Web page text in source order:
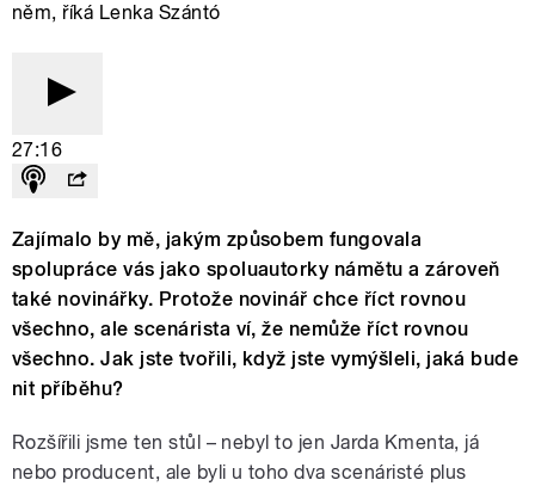
něm, říká Lenka Szántó
27:16
Zajímalo by mě, jakým způsobem fungovala
spolupráce vás jako spoluautorky námětu a zároveň
také novinářky. Protože novinář chce říct rovnou
všechno, ale scenárista ví, že nemůže říct rovnou
všechno. Jak jste tvořili, když jste vymýšleli, jaká bude
nit příběhu?
Rozšířili jsme ten stůl – nebyl to jen Jarda Kmenta, já
nebo producent, ale byli u toho dva scenáristé plus